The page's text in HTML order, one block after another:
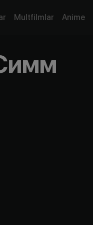
Multfilmlar Anime